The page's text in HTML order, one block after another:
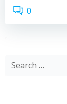
0
Search